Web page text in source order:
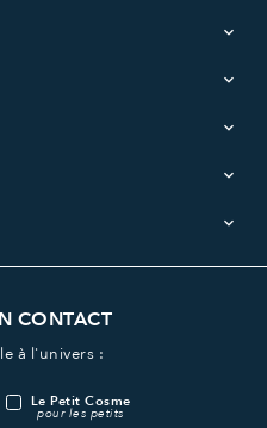
keyboard_arrow_down
keyboard_arrow_down
keyboard_arrow_down
keyboard_arrow_down
keyboard_arrow_down
CONTACT
à l'univers :
Le Petit Cosme
pour les petits